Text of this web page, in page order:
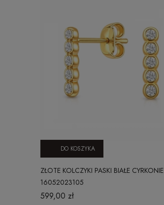
ZŁOTE KOLCZYKI PASKI BIAŁE CYRKONIE
16052023105
599,00 zł
DO KOSZYKA